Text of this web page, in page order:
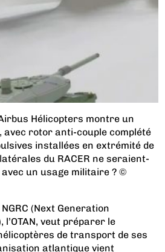
Hélicopters montre un
avec rotor anti-couple complété
installées en extrémité de
du RACER ne seraient-
un usage militaire ? ©
(Next Generation
veut préparer le
de transport de ses
atlantique vient